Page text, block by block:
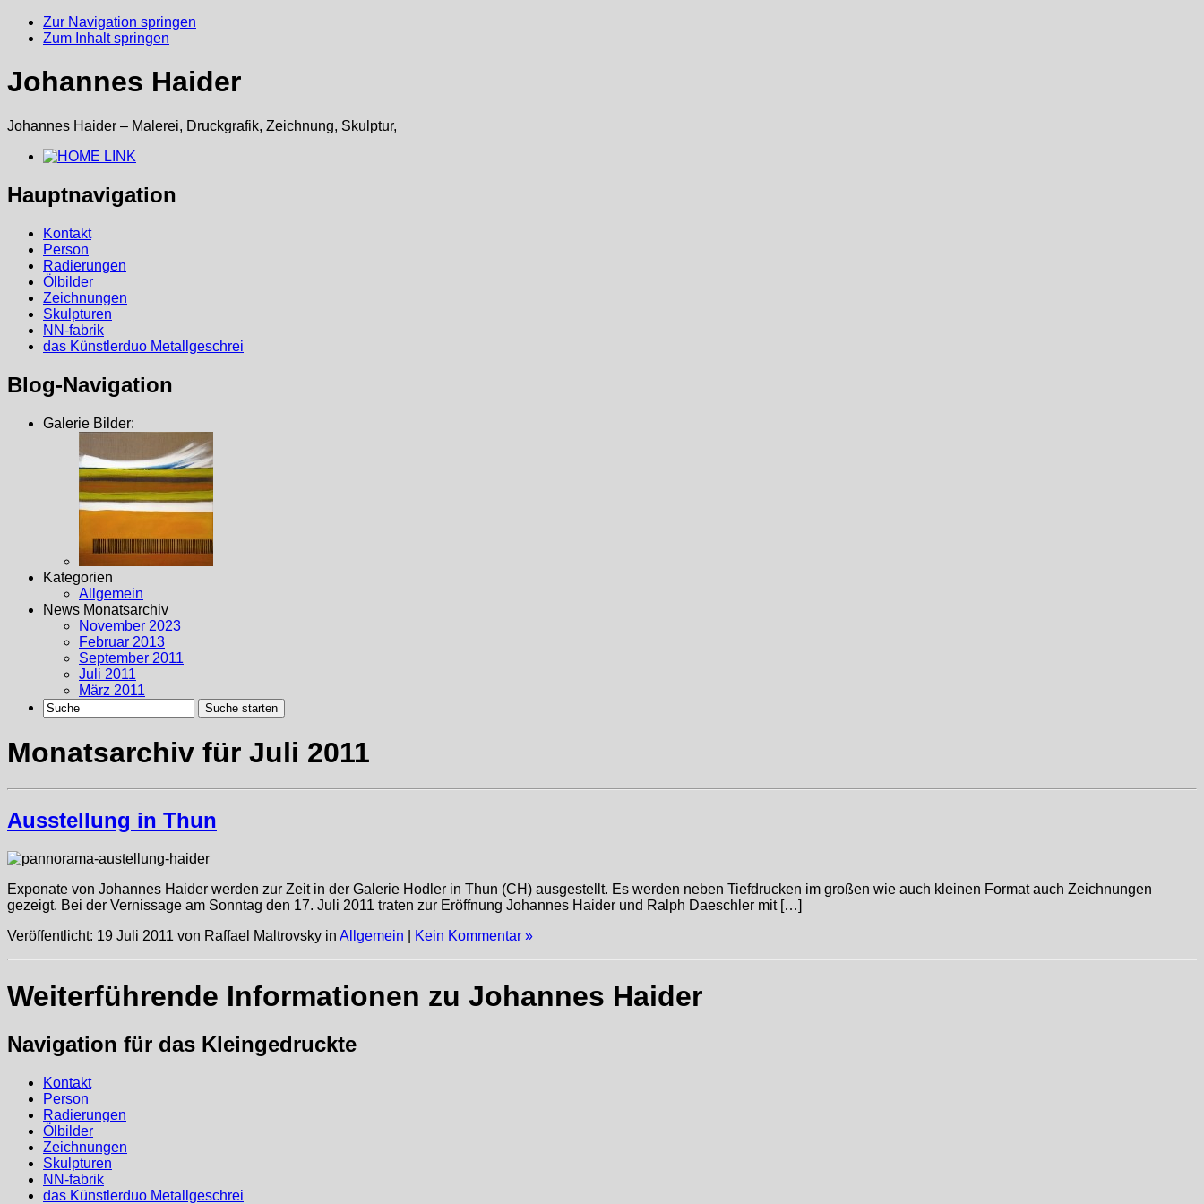
Zur Navigation springen
Zum Inhalt springen
Johannes Haider
Johannes Haider – Malerei, Druckgrafik, Zeichnung, Skulptur,
Hauptnavigation
Kontakt
Person
Radierungen
Ölbilder
Zeichnungen
Skulpturen
NN-fabrik
das Künstlerduo Metallgeschrei
Blog-Navigation
Galerie Bilder:
Kategorien
Allgemein
News Monatsarchiv
November 2023
Februar 2013
September 2011
Juli 2011
März 2011
Monatsarchiv für Juli 2011
Ausstellung in Thun
Exponate von Johannes Haider werden zur Zeit in der Galerie Hodler in Thun (CH) ausgestellt. Es werden neben Tiefdrucken im großen wie auch kleinen Format auch Zeichnungen
gezeigt. Bei der Vernissage am Sonntag den 17. Juli 2011 traten zur Eröffnung Johannes Haider und Ralph Daeschler mit […]
Veröffentlicht: 19 Juli 2011 von Raffael Maltrovsky in Allgemein Kein Kommentar »
Weiterführende Informationen zu Johannes Haider
Navigation für das Kleingedruckte
Kontakt
Person
Radierungen
Ölbilder
Zeichnungen
Skulpturen
NN-fabrik
das Künstlerduo Metallgeschrei